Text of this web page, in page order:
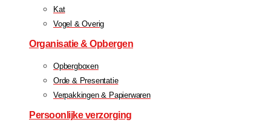
Kat
Vogel & Overig
Organisatie & Opbergen
Opbergboxen
Orde & Presentatie
Verpakkingen & Papierwaren
Persoonlijke verzorging